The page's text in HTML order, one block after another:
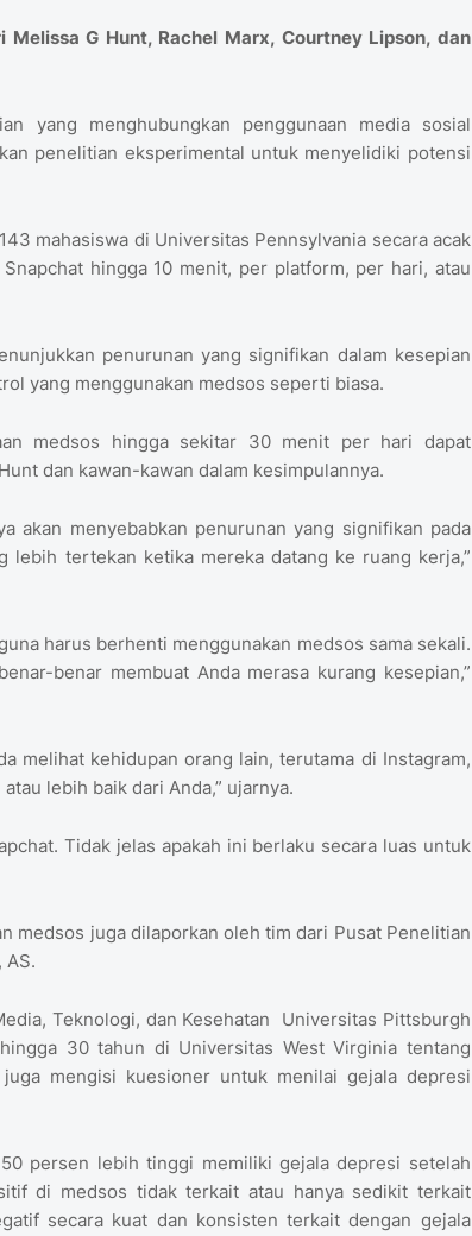
G Hunt, Rachel Marx, Courtney Lipson, dan
yang menghubungkan penggunaan media sosial
penelitian eksperimental untuk menyelidiki potensi
mahasiswa di Universitas Pennsylvania secara acak
hingga 10 menit, per platform, per hari, atau
penurunan yang signifikan dalam kesepian
yang menggunakan medsos seperti biasa.
medsos hingga sekitar 30 menit per hari dapat
dan kawan-kawan dalam kesimpulannya.
akan menyebabkan penurunan yang signifikan pada
tertekan ketika mereka datang ke ruang kerja,”
harus berhenti menggunakan medsos sama sekali.
benar membuat Anda merasa kurang kesepian,”
melihat kehidupan orang lain, terutama di Instagram,
lebih baik dari Anda,” ujarnya.
Tidak jelas apakah ini berlaku secara luas untuk
medsos juga dilaporkan oleh tim dari Pusat Penelitian
AS.
Teknologi, dan Kesehatan Universitas Pittsburgh
30 tahun di Universitas West Virginia tentang
mengisi kuesioner untuk menilai gejala depresi
persen lebih tinggi memiliki gejala depresi setelah
di medsos tidak terkait atau hanya sedikit terkait
secara kuat dan konsisten terkait dengan gejala